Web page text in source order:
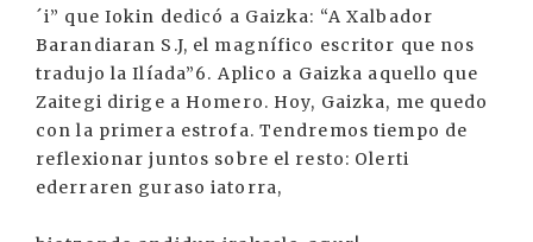
´i” que Iokin dedicó a Gaizka: “A Xalbador
Barandiaran S.J, el magnífico escritor que nos
tradujo la Ilíada”6. Aplico a Gaizka aquello que
Zaitegi dirige a Homero. Hoy, Gaizka, me quedo
con la primera estrofa. Tendremos tiempo de
reflexionar juntos sobre el resto: Olerti
ederraren guraso iatorra,